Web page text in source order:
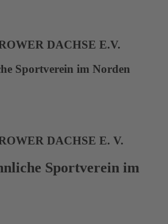
DACHSE E.V.
Sportverein im Norden
DACHSE E. V.
Sportverein im